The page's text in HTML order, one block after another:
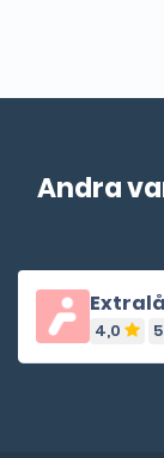
Andra
4,0